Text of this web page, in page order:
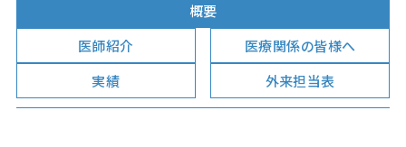
概要
医師紹介
医療関係の皆様へ
実績
外来担当表